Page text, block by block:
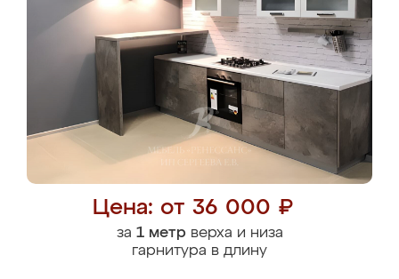
Цена: от 36 000 ₽
за 1 метрверха и низа
гарнитура в длину